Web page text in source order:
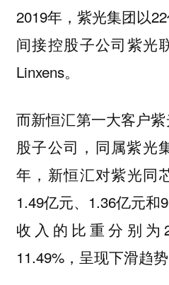
2019年，紫光集团以
间接控股子公司紫光
Linxens。
而新恒汇第一大客户
股子公司，同属紫光
年，新恒汇对紫光同
1.49亿元、1.36亿元和
收入的比重分别为
11.49%，呈现下滑趋势